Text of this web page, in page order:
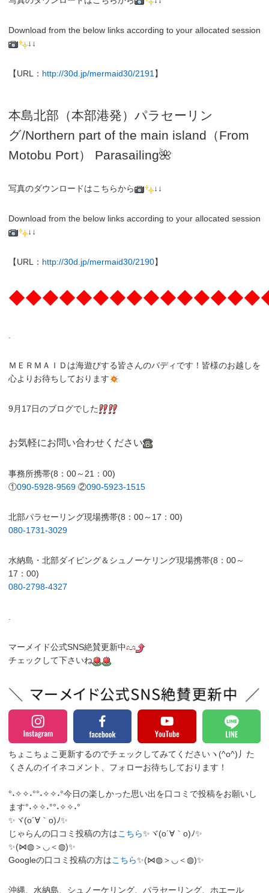
Download from the below links according to your allocated session
↓↓
【URL： http://30d.jp/mermaid30/2191 】
本島北部（本部港発）パラセーリン
グ/Northern part of the main island（From
Motobu Port）
Parasailing🌺
写真のダウンロードはこちらから ↓↓
Download from the below links according to your allocated session
↓↓
【URL： http://30d.jp/mermaid30/2190】
ＭＥＲＭＡＩＤは海遊びする皆さんのバディです！皆様のお越しを
心よりお待ちしております
9月17日のブログでした
お気軽にお問い合わせください
事務所携帯(8：00～21：00)
①090-5928-9569 ②090-5923-1515
北部パラセーリング現場携帯(8：00～17：00)
080-1731-3029
水納島・北部ダイビング＆シュノーケリング現場携帯(8：00～
17：00)
080-2798-4327
.
マーメイド公式SNS絶賛更新中
チェックして下さいね
ちょこちょこ更新するのでチェックしてみてくださいヽ(^o^)丿 た
くさんのイイネコメント、フォローお待ちしております！
°˖✧✧˖°°˖✧✧˖°今日の楽しかった思い出を口コミで投稿をお願いし
ます°˖✧✧˖°°˖✧✧˖°
✨ヾ(o´∀｀o)ﾉ✨
じゃらんの口コミ投稿の方はこちら✨ヾ(o´∀｀o)ﾉ✨
✨(⋈◍＞◡＜◍)✨
Googleの口コミ投稿の方はこちら✨(⋈◍＞◡＜◍)✨
沖縄、水納島、シュノーケリング、パラセーリング、ホエール